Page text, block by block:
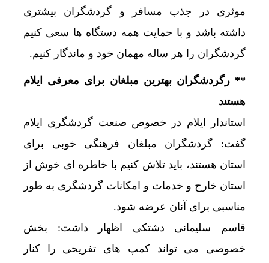
موثری در جذب مسافر و گردشگران بیشتری
داشته باشد و با حمایت همه دستگاه ها سعی کنیم
گردشگران را هر ساله مهمان خود و ماندگار کنیم.
** رگردشگران بهترین مبلغان برای معرفی ایلام
هستند
استاندار ایلام در خصوص صنعت گردشگری ایلام
گفت: گردشگران مبلغان فرهنگی خوبی برای
استان هستند، باید تلاش کنیم با خاطره ای خوش از
استان خارج و خدمات و امکانات گردشگری به طور
مناسبی برای آنان عرضه شود.
قاسم سلیمانی دشتکی اظهار داشت: بخش
خصوصی می تواند کمپ های تفریحی را کنار